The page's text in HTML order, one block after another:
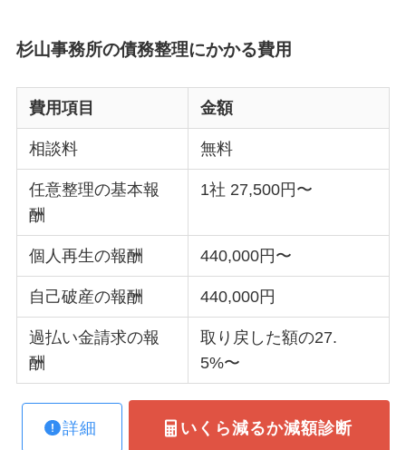
杉山事務所の債務整理にかかる費用
費用項目 金額
相談料 無料
任意整理の基本報
酬
1社 27,500円〜
個人再生の報酬 440,000円〜
自己破産の報酬 440,000円
過払い金請求の報
酬
取り戻した額の27.
5%〜
詳細 いくら減るか減額診断